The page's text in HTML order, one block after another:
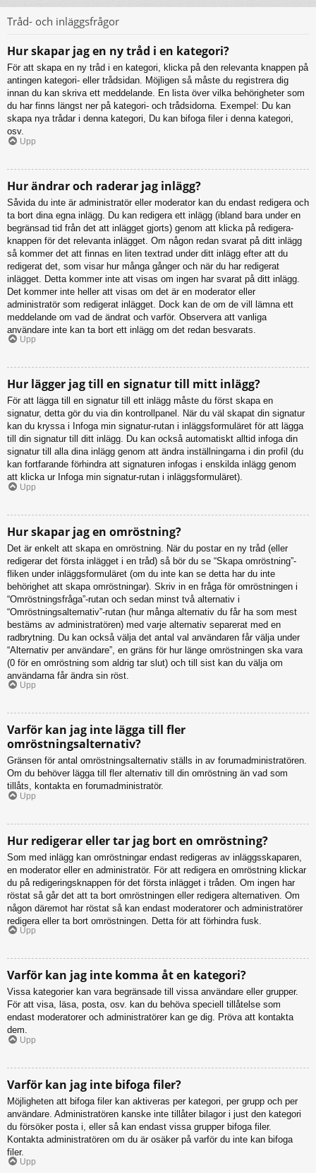
Tråd- och inläggsfrågor
Hur skapar jag en ny tråd i en kategori?
För att skapa en ny tråd i en kategori, klicka på den relevanta knappen på
antingen kategori- eller trådsidan. Möjligen så måste du registrera dig
innan du kan skriva ett meddelande. En lista över vilka behörigheter som
du har finns längst ner på kategori- och trådsidorna. Exempel: Du kan
skapa nya trådar i denna kategori, Du kan bifoga filer i denna kategori,
osv.
Upp
Hur ändrar och raderar jag inlägg?
Såvida du inte är administratör eller moderator kan du endast redigera och
ta bort dina egna inlägg. Du kan redigera ett inlägg (ibland bara under en
begränsad tid från det att inlägget gjorts) genom att klicka på redigera-
knappen för det relevanta inlägget. Om någon redan svarat på ditt inlägg
så kommer det att finnas en liten textrad under ditt inlägg efter att du
redigerat det, som visar hur många gånger och när du har redigerat
inlägget. Detta kommer inte att visas om ingen har svarat på ditt inlägg.
Det kommer inte heller att visas om det är en moderator eller
administratör som redigerat inlägget. Dock kan de om de vill lämna ett
meddelande om vad de ändrat och varför. Observera att vanliga
användare inte kan ta bort ett inlägg om det redan besvarats.
Upp
Hur lägger jag till en signatur till mitt inlägg?
För att lägga till en signatur till ett inlägg måste du först skapa en
signatur, detta gör du via din kontrollpanel. När du väl skapat din signatur
kan du kryssa i Infoga min signatur-rutan i inläggsformuläret för att lägga
till din signatur till ditt inlägg. Du kan också automatiskt alltid infoga din
signatur till alla dina inlägg genom att ändra inställningarna i din profil (du
kan fortfarande förhindra att signaturen infogas i enskilda inlägg genom
att klicka ur Infoga min signatur-rutan i inläggsformuläret).
Upp
Hur skapar jag en omröstning?
Det är enkelt att skapa en omröstning. När du postar en ny tråd (eller
redigerar det första inlägget i en tråd) så bör du se “Skapa omröstning”-
fliken under inläggsformuläret (om du inte kan se detta har du inte
behörighet att skapa omröstningar). Skriv in en fråga för omröstningen i
“Omröstningsfråga”-rutan och sedan minst två alternativ i
“Omröstningsalternativ”-rutan (hur många alternativ du får ha som mest
bestäms av administratören) med varje alternativ separerat med en
radbrytning. Du kan också välja det antal val användaren får välja under
“Alternativ per användare”, en gräns för hur länge omröstningen ska vara
(0 för en omröstning som aldrig tar slut) och till sist kan du välja om
användarna får ändra sin röst.
Upp
Varför kan jag inte lägga till fler
omröstningsalternativ?
Gränsen för antal omröstningsalternativ ställs in av forumadministratören.
Om du behöver lägga till fler alternativ till din omröstning än vad som
tillåts, kontakta en forumadministratör.
Upp
Hur redigerar eller tar jag bort en omröstning?
Som med inlägg kan omröstningar endast redigeras av inläggsskaparen,
en moderator eller en administratör. För att redigera en omröstning klickar
du på redigeringsknappen för det första inlägget i tråden. Om ingen har
röstat så går det att ta bort omröstningen eller redigera alternativen. Om
någon däremot har röstat så kan endast moderatorer och administratörer
redigera eller ta bort omröstningen. Detta för att förhindra fusk.
Upp
Varför kan jag inte komma åt en kategori?
Vissa kategorier kan vara begränsade till vissa användare eller grupper.
För att visa, läsa, posta, osv. kan du behöva speciell tillåtelse som
endast moderatorer och administratörer kan ge dig. Pröva att kontakta
dem.
Upp
Varför kan jag inte bifoga filer?
Möjligheten att bifoga filer kan aktiveras per kategori, per grupp och per
användare. Administratören kanske inte tillåter bilagor i just den kategori
du försöker posta i, eller så kan endast vissa grupper bifoga filer.
Kontakta administratören om du är osäker på varför du inte kan bifoga
filer.
Upp